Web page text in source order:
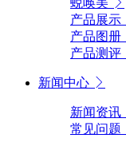
产品展示
产品图册
产品测评
新闻中心
新闻资讯
常见问题